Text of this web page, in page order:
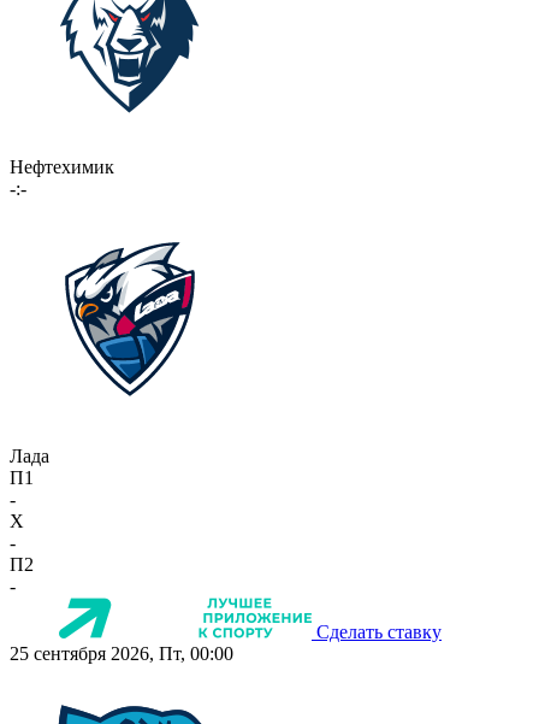
Нефтехимик
-:-
Лада
П1
-
X
-
П2
-
Сделать ставку
25 сентября 2026, Пт, 00:00